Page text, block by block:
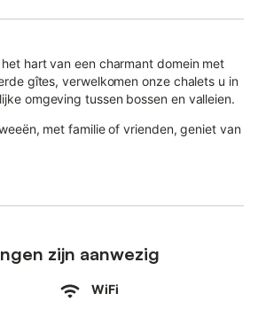
hart van een charmant domein met
gîtes, verwelkomen onze chalets u in
omgeving tussen bossen en valleien.
met familie of vrienden, geniet van
zijn aanwezig
WiFi